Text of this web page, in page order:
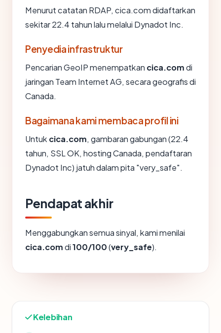
Menurut catatan RDAP, cica.com didaftarkan
sekitar 22.4 tahun lalu melalui Dynadot Inc.
Penyedia infrastruktur
Pencarian GeoIP menempatkan cica.comdi
jaringan Team Internet AG, secara geografis di
Canada.
Bagaimana kami membaca profil ini
Untuk cica.com, gambaran gabungan (22.4
tahun, SSL OK, hosting Canada, pendaftaran
Dynadot Inc) jatuh dalam pita "very_safe".
Pendapat akhir
Menggabungkan semua sinyal, kami menilai
cica.comdi100/100(very_safe).
Kelebihan